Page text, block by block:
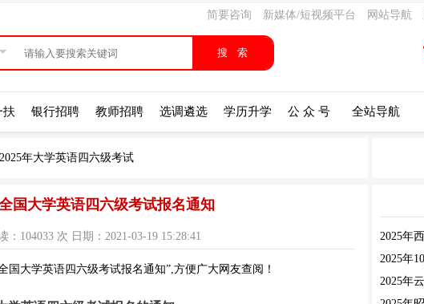
简要咨询 新媒体/短视频平台 网站导航
扶 银行招聘 教师招聘 选调遴选 学历升学 公 众 号 全站导航
2025年大学英语四六级考试
国大学英语四六级考试报名通知
104033 次 日期：2021-03-19 15:28:41
大学英语四六级考试报名通知”,方便广大网友查阅！